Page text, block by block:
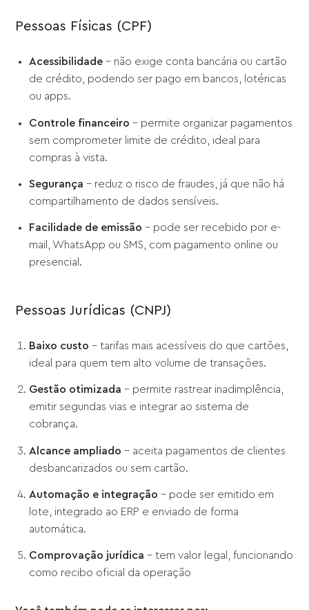
Pessoas Físicas (CPF)
Acessibilidade – não exige conta bancária ou cartão
de crédito, podendo ser pago em bancos, lotéricas
ou apps.
Controle financeiro – permite organizar pagamentos
sem comprometer limite de crédito, ideal para
compras à vista.
Segurança – reduz o risco de fraudes, já que não há
compartilhamento de dados sensíveis.
Facilidade de emissão – pode ser recebido por e-
mail, WhatsApp ou SMS, com pagamento online ou
presencial.
Pessoas Jurídicas (CNPJ)
Baixo custo – tarifas mais acessíveis do que cartões,
ideal para quem tem alto volume de transações.
Gestão otimizada – permite rastrear inadimplência,
emitir segundas vias e integrar ao sistema de
cobrança.
Alcance ampliado – aceita pagamentos de clientes
desbancarizados ou sem cartão.
Automação e integração – pode ser emitido em
lote, integrado ao ERP e enviado de forma
automática.
Comprovação jurídica – tem valor legal, funcionando
como recibo oficial da operação